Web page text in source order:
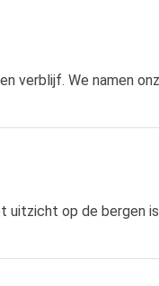
verblijf. We namen
uitzicht op de bergen